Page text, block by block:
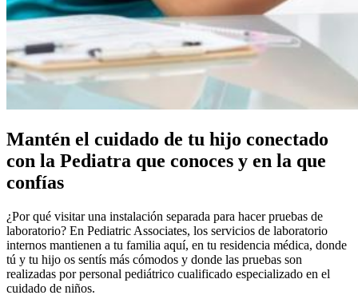
Mantén el cuidado de tu hijo conectado
con la Pediatra que conoces y en la que
confías
¿Por qué visitar una instalación separada para hacer pruebas de
laboratorio? En Pediatric Associates, los servicios de laboratorio
internos mantienen a tu familia aquí, en tu residencia médica, donde
tú y tu hijo os sentís más cómodos y donde las pruebas son
realizadas por personal pediátrico cualificado especializado en el
cuidado de niños.